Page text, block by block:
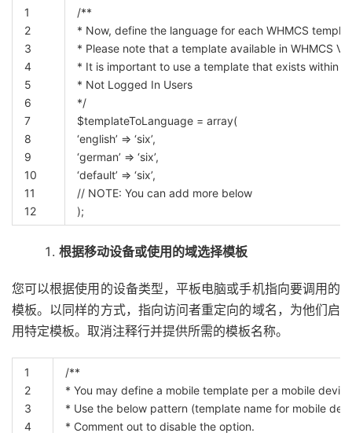
1
2
3
4
5
6
7
8
9
10
11
12
/**
* Now, define the language for each WHMCS
* Please note that a template available in WHMCS V7
* It is important to use a template that exists within
* Not Logged In Users
*/
$templateToLanguage = array(
‘english’ = ‘six’,
‘german’ = ‘six’,
‘default’ = ‘six’,
// NOTE: You can add more below
);
根据移动设备或使用的域选择模板
您可以根据使用的设备类型，平板电脑或手机指向要调用的
模板。以同样的方式，指向访问者重定向的域名，为他们启
用特定模板。取消注释行并提供所需的模板名称。
1
2
3
4
/**
* You may define a mobile template per a mobile
* Use the below pattern (template name for mobile
* Comment out to disable the option.